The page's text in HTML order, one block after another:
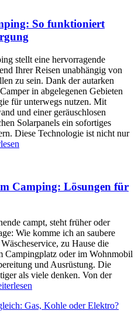
So funktioniert
stellt eine hervorragende
Ihrer Reisen unabhängig von
zu sein. Dank der autarken
in abgelegenen Gebieten
für unterwegs nutzen. Mit
und einer geräuschlosen
Solarpanels ein sofortiges
Diese Technologie ist nicht nur
Camping: Lösungen für
campt, steht früher oder
Wie komme ich an saubere
zu Hause die
Campingplatz oder im Wohnmobil
und Ausrüstung. Die
als viele denken. Von der